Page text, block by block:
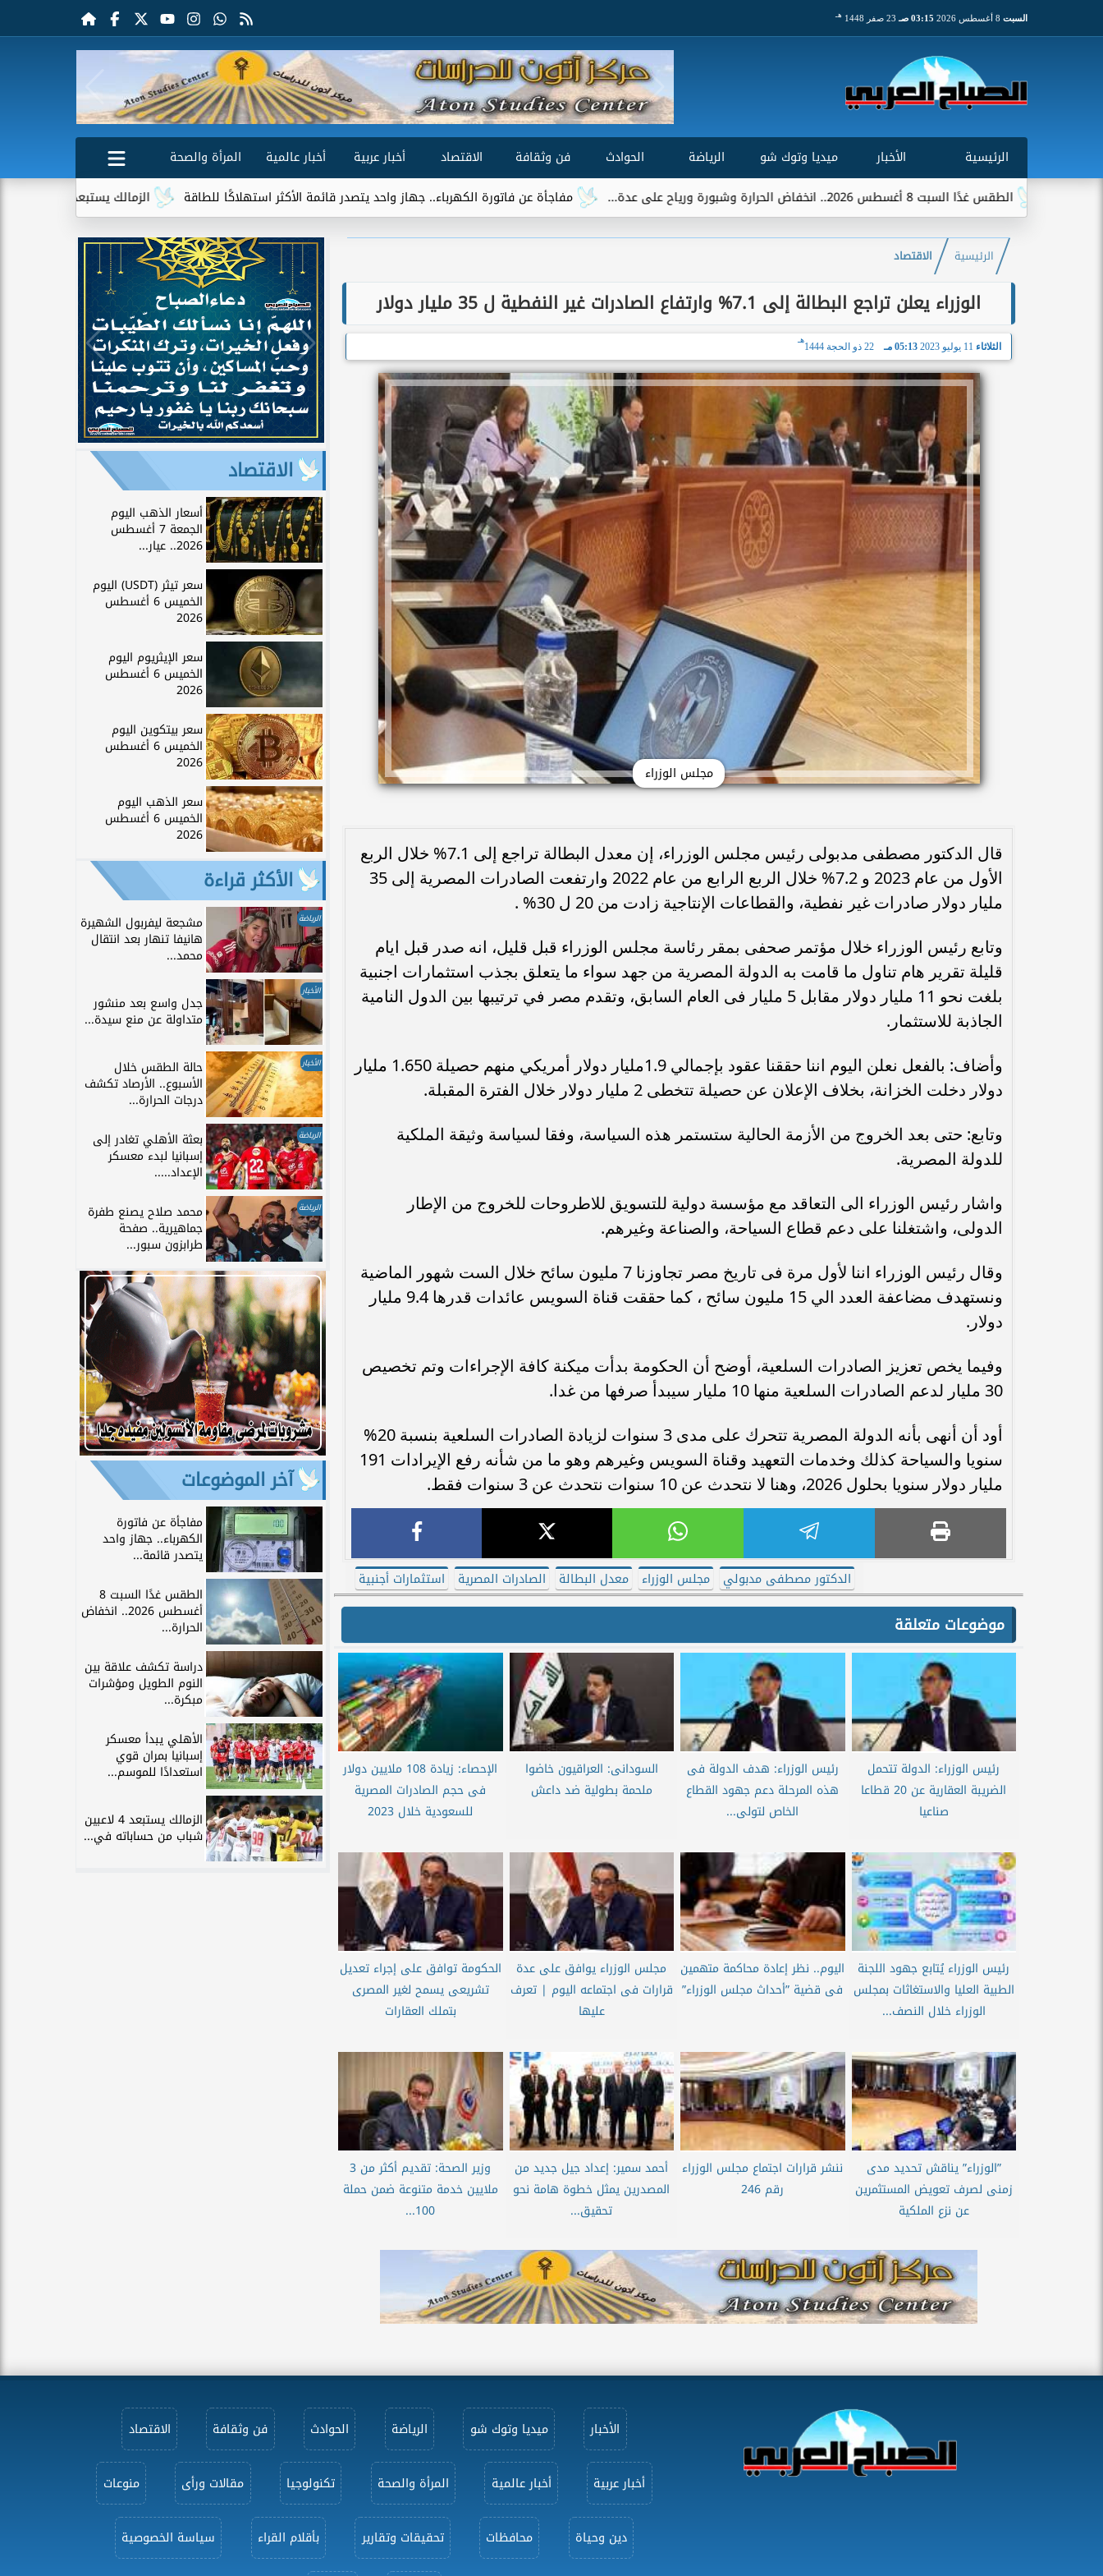
السبت 03:15 صـ 23 صفر 1448 هـ
الرئيسية الأخبار ميديا وتوك شو الرياضة الحوادث فن وثقافة الاقتصاد أخبار عربية أخبار عالمية
المرأة والصحة
الزمالك يستبعد 4 لاعبين شباب من حساباته في الموسم الجديد
مفاجأة عن فاتورة الكهرباء.. جهاز واحد يتصدر قائمة الأكثر استهلاكًا للطاقة الطقس غدًا السبت 8 أغسطس 2026.. انخفاض الحرارة وشبورة ورياح على عدة...
الرئيسية الاقتصاد
الوزراء يعلن تراجع البطالة إلى 7.1% وارتفاع الصادرات غير النفطية ل 35 مليار دولار
الثلاثاء 05:13 مـ 22 ذو الحجة 1444
هـ
مجلس الوزراء
قال الدكتور مصطفى مدبولى رئيس مجلس الوزراء، إن معدل البطالة تراجع إلى 7.1% خلال الربع
الأول من عام 2023 و 7.2% خلال الربع الرابع من عام 2022 وارتفعت الصادرات المصرية إلى 35
مليار دولار صادرات غير نفطية، والقطاعات الإنتاجية زادت من 20 ل 30% .
وتابع رئيس الوزراء خلال مؤتمر صحفى بمقر رئاسة مجلس الوزراء قبل قليل، انه صدر قبل ايام
قليلة تقرير هام تناول ما قامت به الدولة المصرية من جهد سواء ما يتعلق بجذب استثمارات اجنبية
بلغت نحو 11 مليار دولار مقابل 5 مليار فى العام السابق، وتقدم مصر في ترتيبها بين الدول النامية
الجاذبة للاستثمار.
وأضاف: بالفعل نعلن اليوم اننا حققنا عقود بإجمالي 1.9مليار دولار أمريكي منهم حصيلة 1.650 مليار
دولار دخلت الخزانة، بخلاف الإعلان عن حصيلة تتخطى 2 مليار دولار خلال الفترة المقبلة.
وتابع: حتى بعد الخروج من الأزمة الحالية ستستمر هذه السياسة، وفقا لسياسة وثيقة الملكية
للدولة المصرية.
واشار رئيس الوزراء الى التعاقد مع مؤسسة دولية للتسويق للاطروحات للخروج من الإطار
الدولى، واشتغلنا على دعم قطاع السياحة، والصناعة وغيرهم.
وقال رئيس الوزراء اننا لأول مرة فى تاريخ مصر تجاوزنا 7 مليون سائح خلال الست شهور الماضية
ونستهدف مضاعفة العدد الي 15 مليون سائح ، كما حققت قناة السويس عائدات قدرها 9.4 مليار
دولار.
وفيما يخص تعزيز الصادرات السلعية، أوضح أن الحكومة بدأت ميكنة كافة الإجراءات وتم تخصيص
30 مليار لدعم الصادرات السلعية منها 10 مليار سيبدأ صرفها من غدا.
أود أن أنهى بأنه الدولة المصرية تتحرك على مدى 3 سنوات لزيادة الصادرات السلعية بنسبة 20%
سنويا والسياحة كذلك وخدمات التعهيد وقناة السويس وغيرهم وهو ما من شأنه رفع الإيرادات 191
مليار دولار سنويا بحلول 2026، وهنا لا نتحدث عن 10 سنوات نتحدث عن 3 سنوات فقط.
الدكتور مصطفى مدبولي مجلس الوزراء معدل البطالة الصادرات المصرية استثمارات أجنبية
موضوعات متعلقة
رئيس الوزراء: الدولة تتحمل
الضريبة العقارية عن 20 قطاعا
صناعيا
رئيس الوزراء: هدف الدولة فى
هذه المرحلة دعم جهود القطاع
الخاص لتولى...
السودانى: العراقيون خاضوا
ملحمة بطولية ضد داعش
الإحصاء: زيادة 108 ملايين دولار
فى حجم الصادرات المصرية
للسعودية خلال 2023
رئيس الوزراء يُتابع جهود اللجنة
الطبية العليا والاستغاثات بمجلس
الوزراء خلال النصف...
اليوم.. نظر إعادة محاكمة متهمين
فى قضية ”أحداث مجلس الوزراء”
مجلس الوزراء يوافق على عدة
قرارات فى اجتماعه اليوم | تعرف
عليها
الحكومة توافق على إجراء تعديل
تشريعى يسمح لغير المصرى
بتملك العقارات
”الوزراء” يناقش تحديد مدى
زمنى لصرف تعويض المستثمرين
عن نزع الملكية
ننشر قرارات اجتماع مجلس الوزراء
رقم 246
أحمد سمير: إعداد جيل جديد من
المصدرين يمثل خطوة هامة نحو
تحقيق...
وزير الصحة: تقديم أكثر من 3
ملايين خدمة متنوعة ضمن حملة
100...
الاقتصاد
أسعار الذهب اليوم
الجمعة 7 أغسطس
2026.. عيار...
سعر تيثر (USDT) اليوم
الخميس 6 أغسطس
2026
سعر الإيثريوم اليوم
الخميس 6 أغسطس
2026
سعر بيتكوين اليوم
الخميس 6 أغسطس
2026
سعر الذهب اليوم
الخميس 6 أغسطس
2026
الأكثر قراءة
الرياضة مشجعة ليفربول الشهيرة
هانيفا تنهار بعد انتقال
محمد...
الأخبار
جدل واسع بعد منشور
متداولة عن منع سيدة...
الأخبار حالة الطقس خلال
الأسبوع.. الأرصاد تكشف
درجات الحرارة...
الرياضة بعثة الأهلي تغادر إلى
إسبانيا لبدء معسكر
الإعداد.....
الرياضة محمد صلاح يصنع طفرة
جماهيرية.. صفحة
طرابزون سبور...
آخر الموضوعات
مفاجأة عن فاتورة
الكهرباء.. جهاز واحد
يتصدر قائمة...
الطقس غدًا السبت 8
أغسطس 2026.. انخفاض
الحرارة...
دراسة تكشف علاقة بين
النوم الطويل ومؤشرات
مبكرة...
الأهلي يبدأ معسكر
إسبانيا بمران قوي
استعدادًا للموسم...
الزمالك يستبعد 4 لاعبين
شباب من حساباته في...
الأخبار ميديا وتوك شو الرياضة الحوادث فن وثقافة الاقتصاد
أخبار عربية أخبار عالمية المرأة والصحة تكنولوجيا مقالات ورأى منوعات
دين وحياة محافظات تحقيقات وتقارير بأقلام القراء سياسة الخصوصية